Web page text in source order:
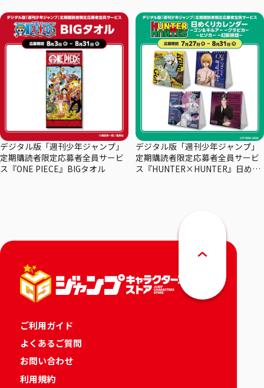
デジタル版「週刊少年ジャンプ」
定期購読者限定応募者全員サービ
ス『ONE PIECE』BIGタオル
デジタル版「週刊少年ジャンプ」
定期購読者限定応募者全員サービ
ス『HUNTER×HUNTER』日めく
ご利用ガイド
よくあるご質問
お問い合わせ
利用規約